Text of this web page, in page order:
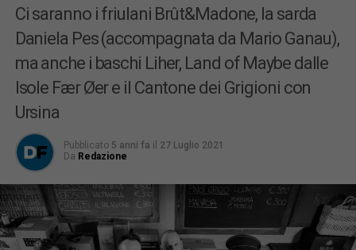
Ci saranno i friulani Brût&Madone, la sarda
Daniela Pes (accompagnata da Mario Ganau),
ma anche i baschi Liher, Land of Maybe dalle
Isole Fær Øer e il Cantone dei Grigioni con
Ursina
Pubblicato 5 anni fa il 27 Luglio 2021
Da Redazione